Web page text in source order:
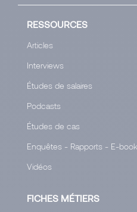
RESSOURCES
Articles
Interviews
Études de salaires
Podcasts
Études de cas
Enquêtes - Rapports - E-
Vidéos
FICHES MÉTIERS